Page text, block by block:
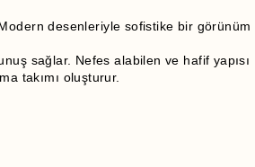
desenleriyle sofistike bir görünüm
sağlar. Nefes alabilen ve hafif yapısı
takımı oluşturur.